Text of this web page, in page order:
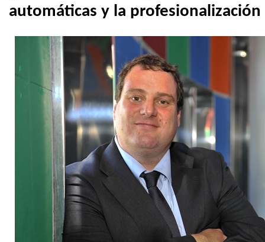
automáticas y la profesionalización